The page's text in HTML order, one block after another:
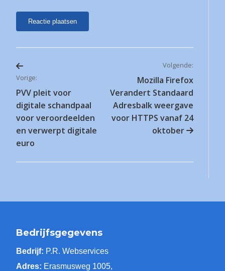
Bericht
navigatie
Vorige:
PVV pleit voor
digitale schandpaal
voor veroordeelden
en verwerpt digitale
euro
Volgende:
Mozilla Firefox
Verandert Standaard
Adresbalk weergave
voor HTTPS vanaf 24
oktober
Bedrijfsgegevens
Bedrijf: P.R. Webservices
Adres: Erasmusweg 1005,